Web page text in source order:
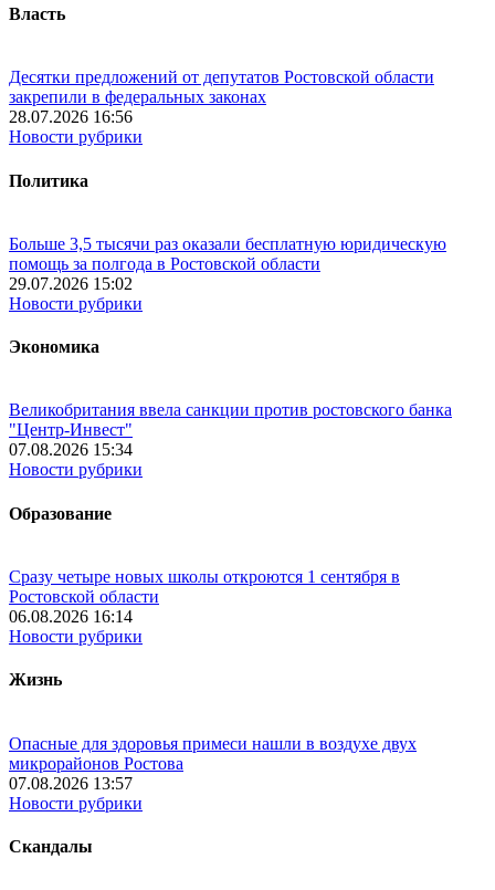
Власть
Десятки предложений от депутатов Ростовской области
закрепили в федеральных законах
28.07.2026 16:56
Новости рубрики
Политика
Больше 3,5 тысячи раз оказали бесплатную юридическую
помощь за полгода в Ростовской области
29.07.2026 15:02
Новости рубрики
Экономика
Великобритания ввела санкции против ростовского банка
"Центр-Инвест"
07.08.2026 15:34
Новости рубрики
Образование
Сразу четыре новых школы откроются 1 сентября в
Ростовской области
06.08.2026 16:14
Новости рубрики
Жизнь
Опасные для здоровья примеси нашли в воздухе двух
микрорайонов Ростова
07.08.2026 13:57
Новости рубрики
Скандалы